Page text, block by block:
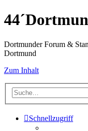
Dortmunder Forum &
Dortmund
Zum Inhalt
Schnellzugriff